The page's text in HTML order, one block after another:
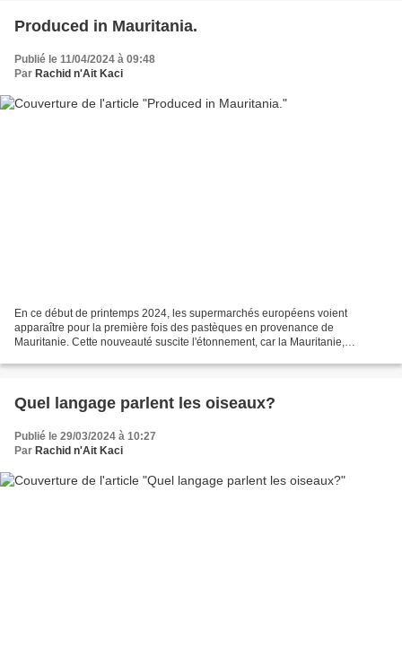
Produced in Mauritania.
Publié le 11/04/2024 à 09:48
Par Rachid n'Ait Kaci
En ce début de printemps 2024, les supermarchés européens voient
apparaître pour la première fois des pastèques en provenance de
Mauritanie. Cette nouveauté suscite l'étonnement, car la Mauritanie,
Quel langage parlent les oiseaux?
Publié le 29/03/2024 à 10:27
Par Rachid n'Ait Kaci